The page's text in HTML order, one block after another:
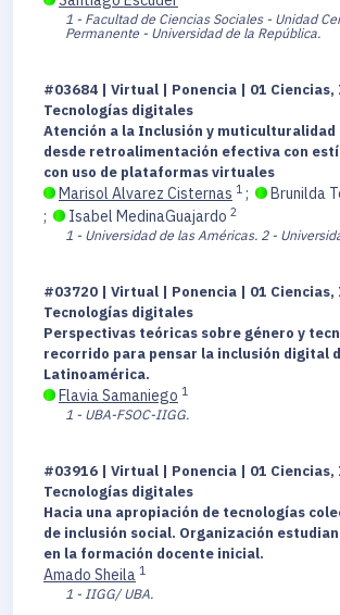
1 - Facultad de Ciencias Sociales - Unidad
Permanente - Universidad de la República.
#03684 | Virtual | Ponencia | 01 Ciencias,
Tecnologías digitales
Atención a la Inclusión y
desde retroalimentación efectiva con
con uso de plataformas virtuales
Marisol Alvarez Cisternas 1 ; Brunilda
; Isabel MedinaGuajardo 2
1 - Universidad de las Américas. 2 -
#03720 | Virtual | Ponencia | 01 Ciencias,
Tecnologías digitales
Perspectivas teóricas sobre género y
recorrido para pensar la inclusión digital
Latinoamérica.
Flavia Samaniego 1
1 - UBA-FSOC-IIGG.
#03916 | Virtual | Ponencia | 01 Ciencias,
Tecnologías digitales
Hacia una apropiación de tecnologías
de inclusión social. Organización
en la formación docente inicial.
Amado Sheila 1
1 - IIGG/ UBA.